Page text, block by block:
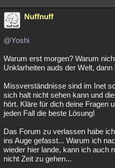
Nuffnuff
@Yoshi
Warum erst morgen? Warum
Unklarheiten auds der Welt,
Missverständnisse sind im Inet
sich halt nicht sehen kann und
hört. Kläre für dich deine Fragen
jeden Fall die beste Lösung!
Das Forum zu verlassen habe
ins Auge gefasst... Warum ich
wieder hier lande, kann ich auch
nicht Zeit zu gehen...